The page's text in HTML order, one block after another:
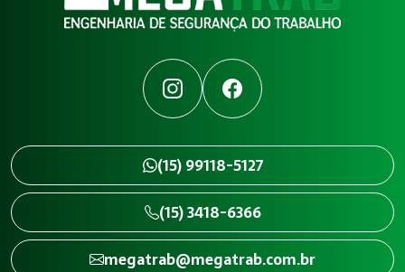
InstagramFacebook
(15) 99118-5127
(15) 3418-6366
megatrab@megatrab.com.br